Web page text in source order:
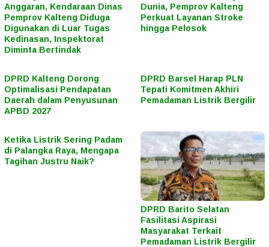
Anggaran, Kendaraan Dinas
Pemprov Kalteng Diduga
Digunakan di Luar Tugas
Kedinasan, Inspektorat
Diminta Bertindak
Dunia, Pemprov Kalteng
Perkuat Layanan Stroke
hingga Pelosok
DPRD Kalteng Dorong
Optimalisasi Pendapatan
Daerah dalam Penyusunan
APBD 2027
DPRD Barsel Harap PLN
Tepati Komitmen Akhiri
Pemadaman Listrik Bergilir
Ketika Listrik Sering Padam
di Palangka Raya, Mengapa
Tagihan Justru Naik?
DPRD Barito Selatan
Fasilitasi Aspirasi
Masyarakat Terkait
Pemadaman Listrik Bergilir